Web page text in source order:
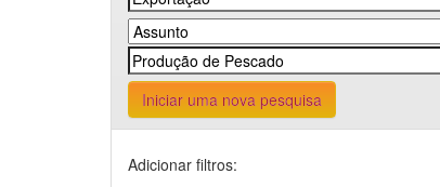
Iniciar uma nova pesquisa
Adicionar filtros: